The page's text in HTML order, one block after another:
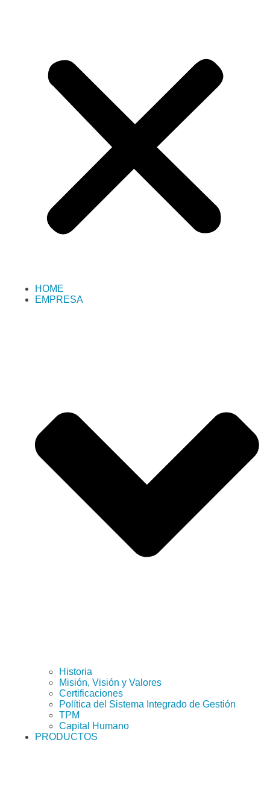
HOME
EMPRESA
Historia
Misión, Visión y Valores
Certificaciones
Política del Sistema Integrado de Gestión
TPM
Capital Humano
PRODUCTOS